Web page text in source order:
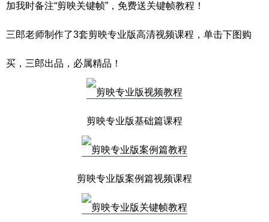
加我时备注“剪映关键帧”，免费送关键帧教程！
三郎老师制作了3套剪映专业版高清视频课程，单击下图购
买，三郎出品，必属精品！
剪映专业版基础篇课程
剪映专业版案例篇视频课程